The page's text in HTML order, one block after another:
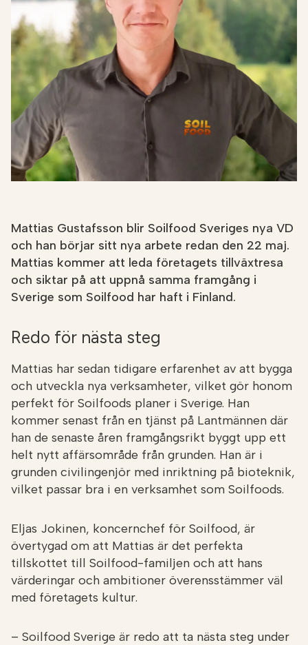
NÄTBUTIKEN
Mattias Gustafsson blir Soilfood Sveriges nya VD
och han börjar sitt nya arbete redan den 22 maj.
Mattias kommer att leda företagets tillväxtresa
och siktar på att uppnå samma framgång i
Sverige som Soilfood har haft i Finland.
Redo för nästa steg
Mattias har sedan tidigare erfarenhet av att bygga
och utveckla nya verksamheter, vilket gör honom
perfekt för Soilfoods planer i Sverige. Han
kommer senast från en tjänst på Lantmännen där
han de senaste åren framgångsrikt byggt upp ett
helt nytt affärsområde från grunden. Han är i
grunden civilingenjör med inriktning på bioteknik,
vilket passar bra i en verksamhet som Soilfoods.
Eljas Jokinen, koncernchef för Soilfood, är
övertygad om att Mattias är det perfekta
tillskottet till Soilfood-familjen och att hans
värderingar och ambitioner överensstämmer väl
med företagets kultur.
– Soilfood Sverige är redo att ta nästa steg under